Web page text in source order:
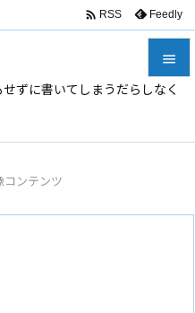
ずに書いてしまうだらしなく



 RSS Feedly
コンテンツ